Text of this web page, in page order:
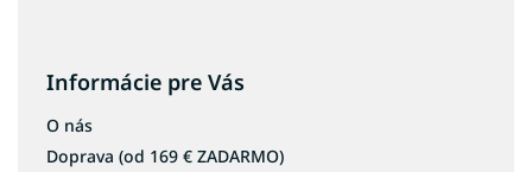
Informácie pre Vás
O nás
Doprava (od 169 € ZADARMO)